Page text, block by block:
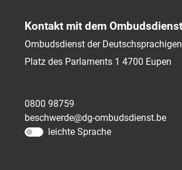
Kontakt mit dem Ombudsdienst
Ombudsdienst der
Platz des Parlaments 1 4700 Eupen
0800 98759
beschwerde@dg-ombudsdienst.be
leichte Sprache